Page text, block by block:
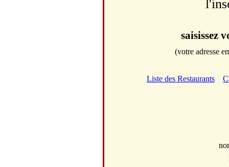
saisissez
(votre adresse
Liste des Restaurants